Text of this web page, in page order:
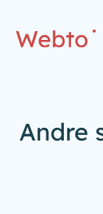
Andre